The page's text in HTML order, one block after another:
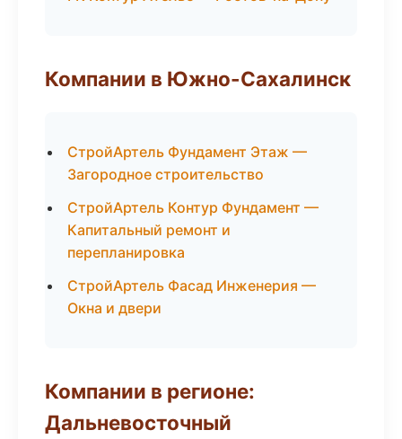
Компании в Южно-Сахалинск
СтройАртель Фундамент Этаж —
Загородное строительство
СтройАртель Контур Фундамент —
Капитальный ремонт и
перепланировка
СтройАртель Фасад Инженерия —
Окна и двери
Компании в регионе:
Дальневосточный